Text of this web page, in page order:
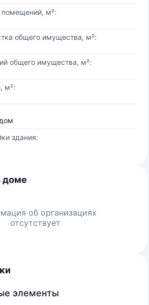
м²:
общего имущества, м²:
общего имущества, м²:
м²:
здания:
доме
об организациях
отсутствует
элементы